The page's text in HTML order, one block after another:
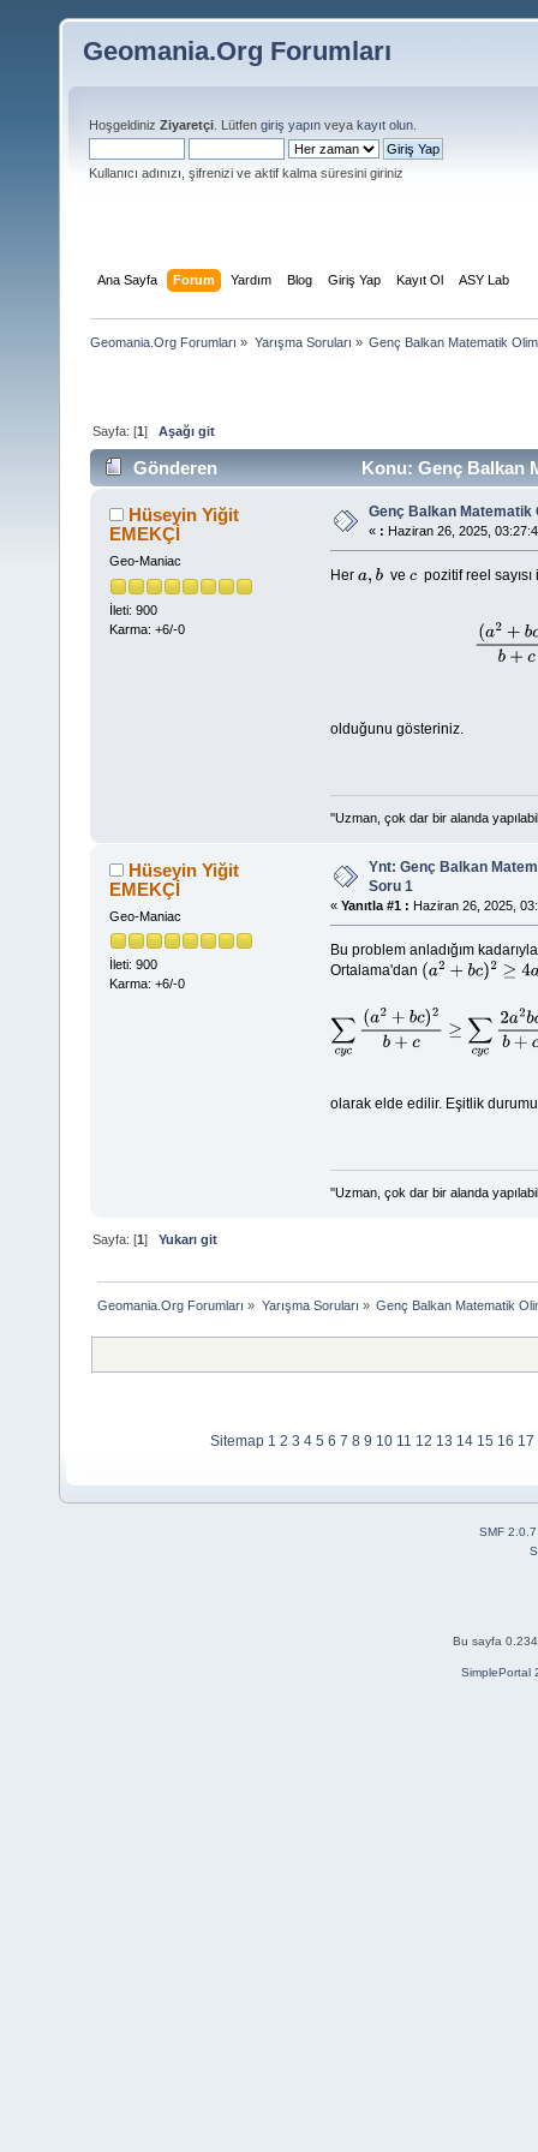
Geomania.Org Forumları
Hoşgeldiniz Ziyaretçi . Lütfen giriş yapın veya kayıt olun
Kullanıcı adınızı, şifrenizi ve aktif kalma süresini giriniz
Ana Sayfa Forum Yardım Blog Giriş Yap Kayıt Ol ASY Lab
Geomania.Org Forumları » Yarışma Soruları » Genç Balkan Matematik
Sayfa: [1]Aşağı git
Gönderen Konu: Genç Balkan
Hüseyin Yiğit
EMEKÇİ
Geo-Maniac
İleti: 900
Karma: +6/-0
Genç Balkan Matematik
« : Haziran 26, 2025,
Her a,b ve c pozitif reel sayısı
(a2 +b c)
olduğunu gösteriniz.
''Uzman, çok dar bir alanda
Hüseyin Yiğit
EMEKÇİ
Geo-Maniac
İleti: 900
Karma: +6/-0
Ynt: Genç Balkan
Soru 1
« Yanıtla #1 : Haziran 26, 2025,
Bu problem anladığım
Ortalama'dan (a2+bc )2≥4a2bc
(a 2+ b )2 b +c a2 bcb
olarak elde edilir. Eşitlik
''Uzman, çok dar bir alanda
Sayfa: [1]Yukarı git
Geomania.Org Forumları » Yarışma Soruları » Genç Balkan Matematik
Sitemap 1 2 3 4 5 6 7 8 9 10 11 12 13 14 15 16 17
SMF 2.0.7
Bu sayfa
SimplePortal